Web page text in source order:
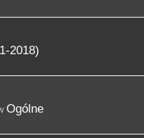
2018)
Ogólne